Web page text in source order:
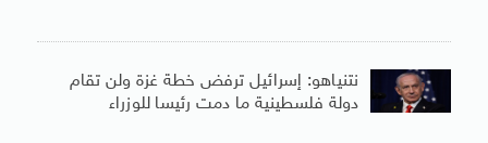
نتنياهو: إسرائيل ترفض خطة غزة ولن تقام
دولة فلسطينية ما دمت رئيسا للوزراء